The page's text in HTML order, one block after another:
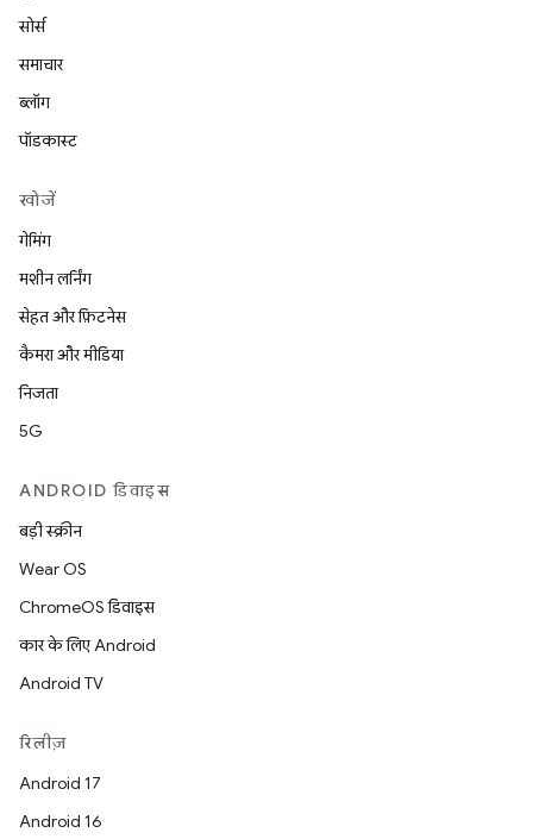
सोर्स
समाचार
ब्लॉग
पॉडकास्ट
खोजें
गेमिंग
मशीन लर्निंग
सेहत और फ़िटनेस
कैमरा और मीडिया
निजता
5G
ANDROID डिवाइस
बड़ी स्क्रीन
Wear OS
ChromeOS डिवाइस
कार के लिए Android
Android TV
रिलीज़
Android 17
Android 16